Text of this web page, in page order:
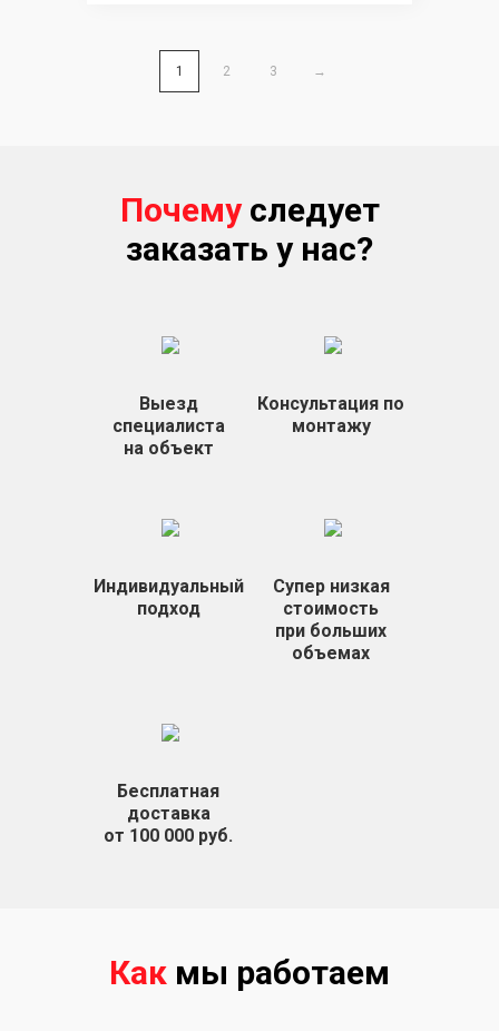
1 2 3 →
Почемуследует
заказать у нас?
Выезд
специалиста
на объект
Консультация по
монтажу
Индивидуальный
подход
Супер низкая
стоимость
при больших
объемах
Бесплатная
доставка
от 100 000 руб.
Как мы работаем